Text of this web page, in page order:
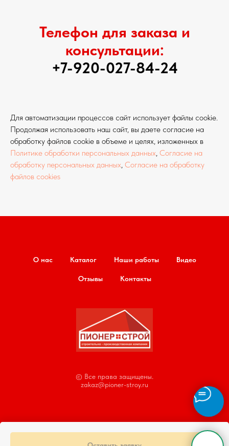
Телефон для заказа и
консультации:
+7-920-027-84-24
Для автоматизации процессов сайт использует файлы cookie.
Продолжая использовать наш сайт, вы даете согласие на
обработку файлов cookie в объеме и целях, изложенных в
Политике обработки персональных данных Согласие на
обработку персональных данных Согласие на обработку
файлов cookies
О нас Каталог Наши работы Видео
Отзывы Контакты
© Все права защищены.
zakaz@pioner-stroy.ru